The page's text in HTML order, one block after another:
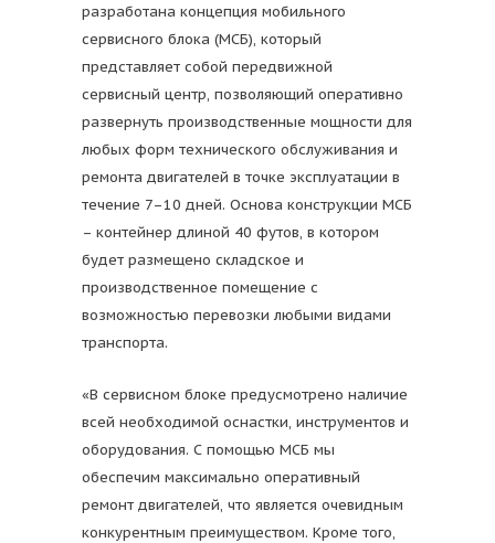
разработана концепция мобильного
сервисного блока (МСБ), который
представляет собой передвижной
сервисный центр, позволяющий оперативно
развернуть производственные мощности для
любых форм технического обслуживания и
ремонта двигателей в точке эксплуатации в
течение 7–10 дней. Основа конструкции МСБ
– контейнер длиной 40 футов, в котором
будет размещено складское и
производственное помещение с
возможностью перевозки любыми видами
транспорта.
«В сервисном блоке предусмотрено наличие
всей необходимой оснастки, инструментов и
оборудования. С помощью МСБ мы
обеспечим максимально оперативный
ремонт двигателей, что является очевидным
конкурентным преимуществом. Кроме того,